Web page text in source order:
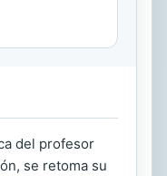
del profesor
se retoma su